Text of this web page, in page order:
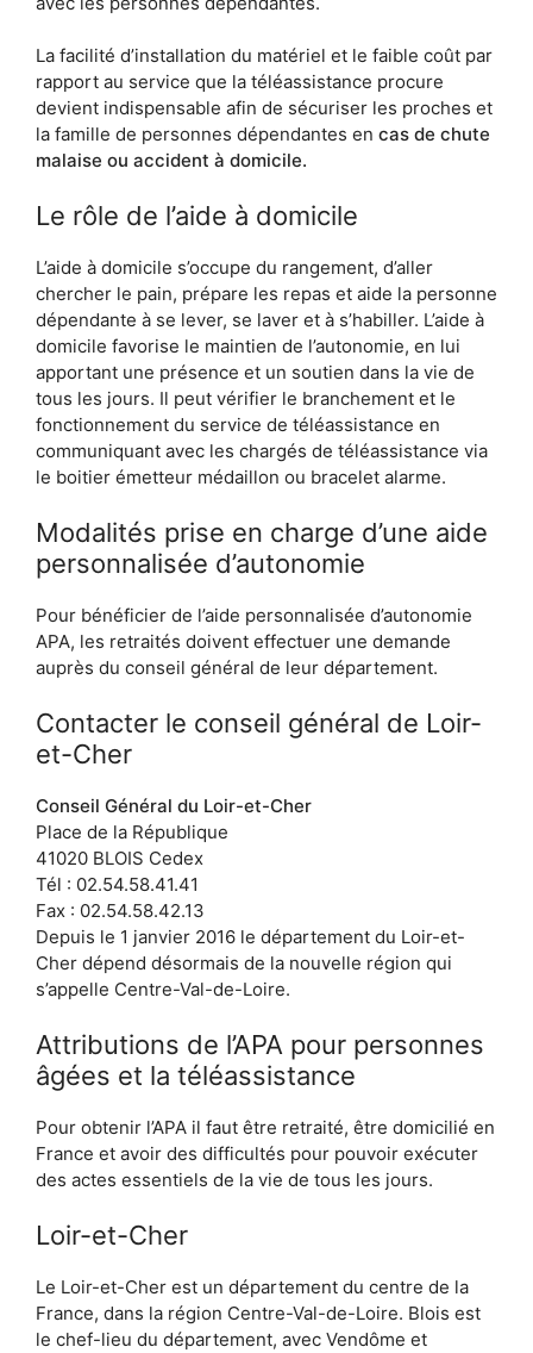
La facilité d’installation du matériel et le faible coût par
rapport au service que la téléassistance procure
devient indispensable afin de sécuriser les proches et
la famille de personnes dépendantes en cas de chute
malaise ou accident à domicile.
Le rôle de l’aide à domicile
L’aide à domicile s’occupe du rangement, d’aller
chercher le pain, prépare les repas et aide la personne
dépendante à se lever, se laver et à s’habiller. L’aide à
domicile favorise le maintien de l’autonomie, en lui
apportant une présence et un soutien dans la vie de
tous les jours. Il peut vérifier le branchement et le
fonctionnement du service de téléassistance en
communiquant avec les chargés de téléassistance via
le boitier émetteur médaillon ou bracelet alarme.
Modalités prise en charge d’une aide
personnalisée d’autonomie
Pour bénéficier de l’aide personnalisée d’autonomie
APA, les retraités doivent effectuer une demande
auprès du conseil général de leur département.
Contacter le conseil général de Loir-
et-Cher
Conseil Général du Loir-et-Cher
Place de la République
41020 BLOIS Cedex
Tél : 02.54.58.41.41
Fax : 02.54.58.42.13
Depuis le 1 janvier 2016 le département du Loir-et-
Cher dépend désormais de la nouvelle région qui
s’appelle Centre-Val-de-Loire.
Attributions de l’APA pour personnes
âgées et la téléassistance
Pour obtenir l’APA il faut être retraité, être domicilié en
France et avoir des difficultés pour pouvoir exécuter
des actes essentiels de la vie de tous les jours.
Loir-et-Cher
Le Loir-et-Cher est un département du centre de la
France, dans la région Centre-Val-de-Loire. Blois est
le chef-lieu du département, avec Vendôme et